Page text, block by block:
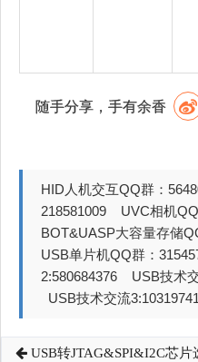
随手分享，手有余香
HID人机交互QQ群：
218581009 UVC相机
BOT&UASP大容量存储
USB单片机QQ群：
2:580684376 USB技术
USB技术交流
USB转JTAG&SPI&I2C芯片